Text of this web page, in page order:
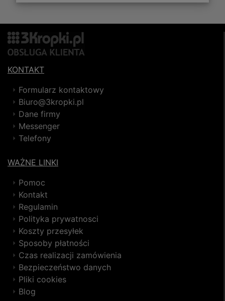
KONTAKT
Formularz kontaktowy
Biuro@3kropki.pl
Dane firmy
Messenger
Telefony
WAŻNE LINKI
Pomoc
Kontakt
Regulamin
Polityka prywatnosci
Koszty przesyłek
Sposoby płatności
Czas realizacji zamówienia
Bezpieczeństwo danych
Pliki cookies
Blog